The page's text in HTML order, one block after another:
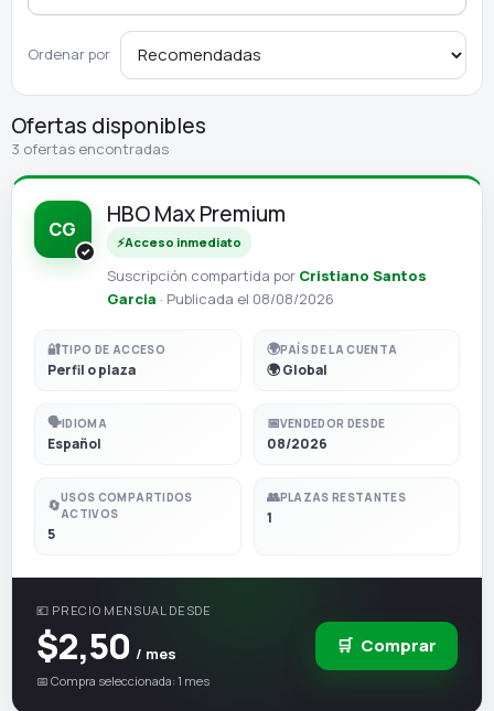
Ordenar por
Ofertas disponibles
3 ofertas encontradas
CG
HBO Max Premium
⚡Acceso inmediato
Suscripción compartida por Cristiano Santos
Garcia · Publicada el 08/08/2026
🔐TIPO DE ACCESO
Perfil o plaza
🌍PAÍS DE LA CUENTA
🌍 Global
🗣️IDIOMA
Español
📅VENDEDOR DESDE
08/2026
🔄USOS COMPARTIDOS
ACTIVOS
5
👥PLAZAS RESTANTES
1
💶 PRECIO MENSUAL DESDE
$2,50 / mes
📅 Compra seleccionada: 1 mes
🛒 Comprar